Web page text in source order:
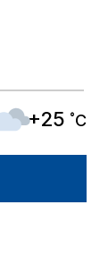
+25 ˚C